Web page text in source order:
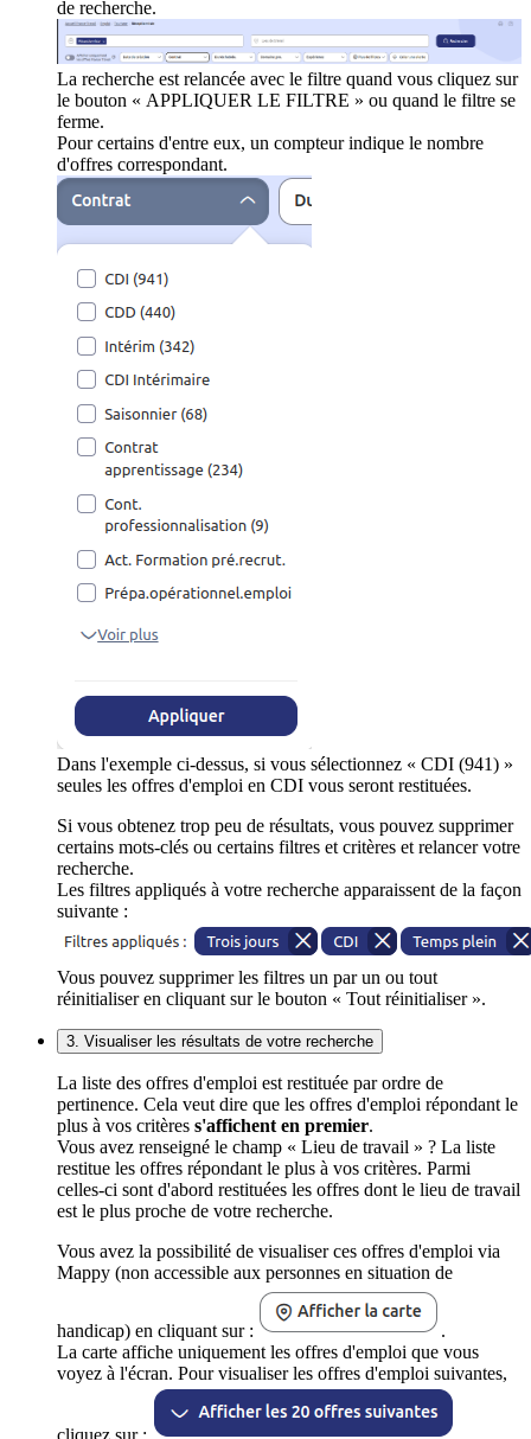
de recherche.
La recherche est relancée avec le filtre quand vous cliquez sur
le bouton « APPLIQUER LE FILTRE » ou quand le filtre se
ferme.
Pour certains d'entre eux, un compteur indique le nombre
d'offres correspondant.
Dans l'exemple ci-dessus, si vous sélectionnez « CDI (941) »
seules les offres d'emploi en CDI vous seront restituées.
Si vous obtenez trop peu de résultats, vous pouvez supprimer
certains mots-clés ou certains filtres et critères et relancer votre
recherche.
Les filtres appliqués à votre recherche apparaissent de la façon
suivante :
Vous pouvez supprimer les filtres un par un ou tout
réinitialiser en cliquant sur le bouton « Tout réinitialiser ».
3. Visualiser les résultats de votre recherche
La liste des offres d'emploi est restituée par ordre de
pertinence. Cela veut dire que les offres d'emploi répondant le
plus à vos critères s'affichent en premier.
Vous avez renseigné le champ « Lieu de travail » ? La liste
restitue les offres répondant le plus à vos critères. Parmi
celles-ci sont d'abord restituées les offres dont le lieu de travail
est le plus proche de votre recherche.
Vous avez la possibilité de visualiser ces offres d'emploi via
Mappy (non accessible aux personnes en situation de
handicap) en cliquant sur :
.
La carte affiche uniquement les offres d'emploi que vous
voyez à l'écran. Pour visualiser les offres d'emploi suivantes,
cliquez sur :